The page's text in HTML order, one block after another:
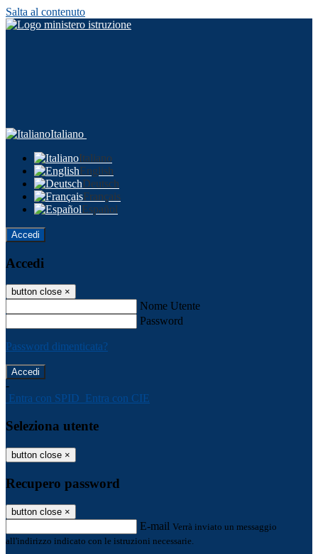
Salta al contenuto
Italiano
Italiano
English
Deutsch
Français
Español
Accedi
Accedi
button close ×
Nome Utente
Password
Password dimenticata?
-
Entra con SPID Entra con CIE
Seleziona utente
button close ×
Recupero password
button close ×
E-mail Verrà inviato un messaggio
all'indirizzo indicato con le istruzioni necessarie.